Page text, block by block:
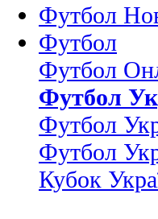
Футбол
Футбол
Футбол
Футбол
Футбол
Футбол
Кубок